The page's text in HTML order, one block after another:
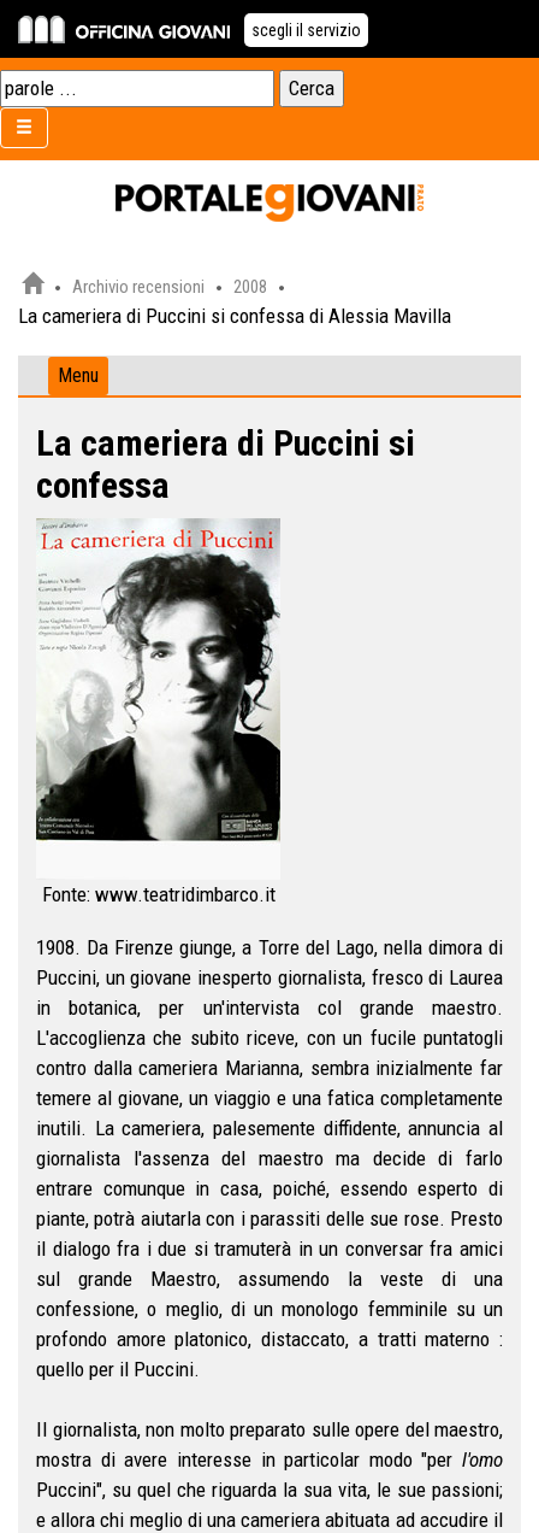
scegli il servizio
Archivio recensioni 2008
La cameriera di Puccini si confessa di Alessia Mavilla
Menu
La cameriera di Puccini si
confessa
Fonte: www.teatridimbarco.it
1908. Da Firenze giunge, a Torre del Lago, nella dimora di
Puccini, un giovane inesperto giornalista, fresco di Laurea
in botanica, per un'intervista col grande maestro.
L'accoglienza che subito riceve, con un fucile puntatogli
contro dalla cameriera Marianna, sembra inizialmente far
temere al giovane, un viaggio e una fatica completamente
inutili. La cameriera, palesemente diffidente, annuncia al
giornalista l'assenza del maestro ma decide di farlo
entrare comunque in casa, poiché, essendo esperto di
piante, potrà aiutarla con i parassiti delle sue rose. Presto
il dialogo fra i due si tramuterà in un conversar fra amici
sul grande Maestro, assumendo la veste di una
confessione, o meglio, di un monologo femminile su un
profondo amore platonico, distaccato, a tratti materno :
quello per il Puccini.
Il giornalista, non molto preparato sulle opere del maestro,
mostra di avere interesse in particolar modo "per l'omo
Puccini", su quel che riguarda la sua vita, le sue passioni;
e allora chi meglio di una cameriera abituata ad accudire il